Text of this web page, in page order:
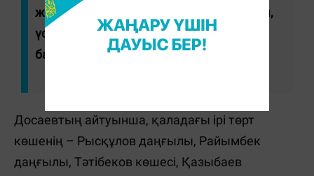
жердің астына қарай орналастырылды,
үстіне жол төселді», - дейді мегаполис
басшысы.
Досаевтың айтуынша, қаладағы ірі төрт
көшенің – Рысқұлов даңғылы, Райымбек
даңғылы, Тәтібеков көшесі, Қазыбаев